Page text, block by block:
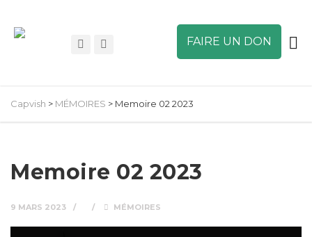
FAIRE UN DON
Capvish > MÉMOIRES > Memoire 02 2023
Memoire 02 2023
9 MARS 2023 MÉMOIRES